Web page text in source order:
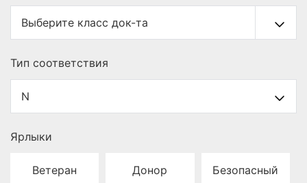
Тип cоответствия
Ярлыки
Ветеран Донор Безопасный